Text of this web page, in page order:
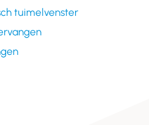
tuimelvenster